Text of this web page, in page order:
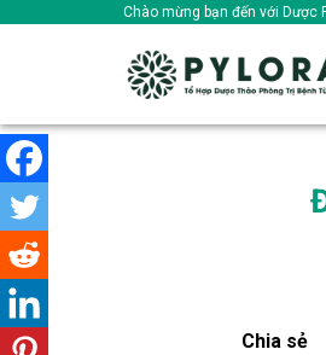
Chào mừng bạn đến với Dược
Chia sẻ